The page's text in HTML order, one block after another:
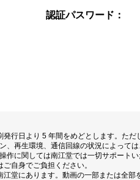
認証パスワード：
発行日より 5 年間をめどとします。た
、再生環境、通信回線の状況によって
作に関しては南江堂では一切サポートい
自身でご負担ください。
江堂にあります。動画の一部または全